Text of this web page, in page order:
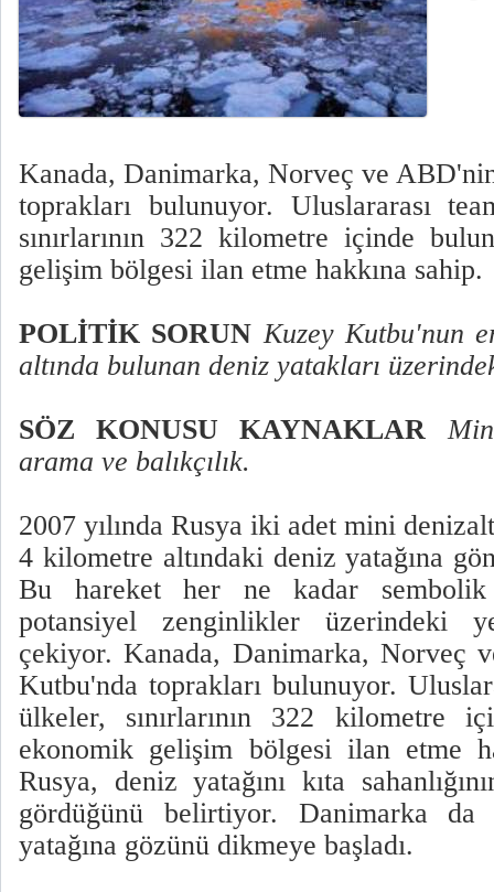
Kanada, Danimarka, Norveç ve
toprakları bulunuyor. Uluslararası
sınırlarının 322 kilometre içinde
gelişim bölgesi ilan etme hakkına sahip.
POLİTİK SORUN Kuzey Kutbu'nun
altında bulunan deniz yatakları
SÖZ KONUSU KAYNAKLAR
arama ve balıkçılık.
2007 yılında Rusya iki adet mini
4 kilometre altındaki deniz yatağına
Bu hareket her ne kadar
potansiyel zenginlikler üzerindeki
çekiyor. Kanada, Danimarka, Norveç
Kutbu'nda toprakları bulunuyor.
ülkeler, sınırlarının 322 kilometre
ekonomik gelişim bölgesi ilan etme
Rusya, deniz yatağını kıta
gördüğünü belirtiyor. Danimarka da
yatağına gözünü dikmeye başladı.